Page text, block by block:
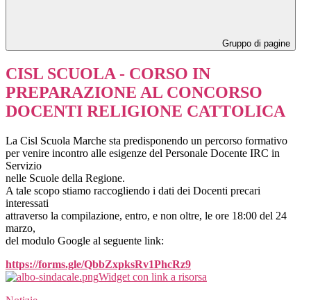
Gruppo di pagine
CISL SCUOLA - CORSO IN
PREPARAZIONE AL CONCORSO
DOCENTI RELIGIONE CATTOLICA
La Cisl Scuola Marche sta predisponendo un percorso formativo
per venire incontro alle esigenze del Personale Docente IRC in
Servizio
nelle Scuole della Regione.
A tale scopo stiamo raccogliendo i dati dei Docenti precari
interessati
attraverso la compilazione, entro, e non oltre, le ore 18:00 del 24
marzo,
del modulo Google al seguente link:
https://forms.gle/QbbZxpksRv1PhcRz9
Widget con link a risorsa